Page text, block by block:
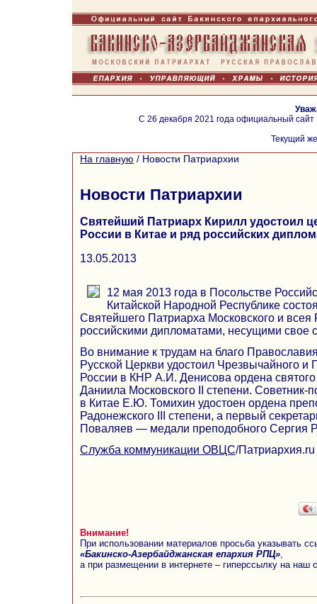
С 26 декабря 2021 года официальный
Текущий
На главную / Новости Патриархии
Новости Патриархии
Святейший Патриарх Кирилл удостоил
России в Китае и ряд российских
13.05.2013
12 мая 2013 года в Посольстве
Китайской Народной Республике
Святейшего Патриарха Московского и всея
российскими дипломатами, несущими свое
Во внимание к трудам на благо
Русской Церкви удостоил Чрезвычайного и
России в КНР А.И. Денисова ордена святого
Даниила Московского II степени. Советник-
в Китае Е.Ю. Томихин удостоен ордена
Радонежского III степени, а первый
Поваляев — медали преподобного Сергия
Служба коммуникации ОВЦС/Патриархия.ru
Внимание!
При использовании материалов просьба указывать
«Бакинско-Азербайджанская епархия РПЦ»
а при размещении в интернете – гиперссылку на наш